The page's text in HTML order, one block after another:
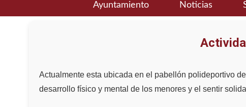
Ayuntamiento Noticias
Actualmente esta ubicada en el pabellón polideportivo
desarrollo físico y mental de los menores y el sentir